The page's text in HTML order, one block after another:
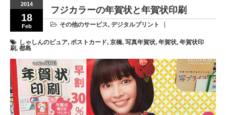
2014
18
Feb
フジカラーの年賀状と年賀状印刷
その他のサービス, デジタルプリント
しゃしんのピュア, ポストカード, 京橋, 写真年賀状, 年賀状, 年賀状印
刷, 都島